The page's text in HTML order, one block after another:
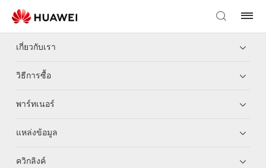
เกี่ยวกับเรา
วิธีการซื้อ
พาร์ทเนอร์
แหล่งข้อมูล
ควิกลิงค์